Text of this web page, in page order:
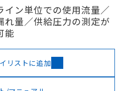
イン単位での使用流量／
れ量／供給圧力の測定が
能
リストに追加